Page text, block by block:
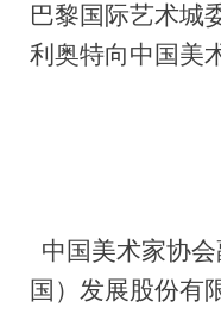
巴黎国际艺术城
利奥特向中国美
中国美术家协
国）发展股份有